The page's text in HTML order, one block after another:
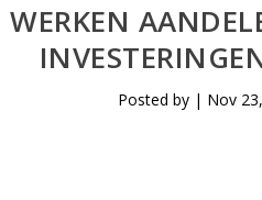
WERKEN
Posted by | Nov